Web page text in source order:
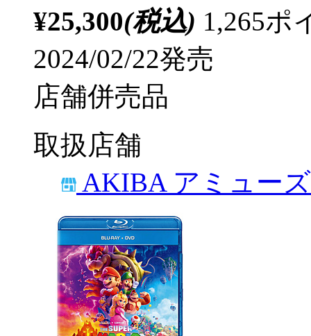
¥25,300(税込) 1,265ポ
2024/02/22発売
店舗併売品
取扱店舗
AKIBA アミュー